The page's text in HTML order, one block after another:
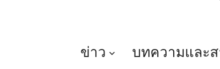
ข่าว บทความและ